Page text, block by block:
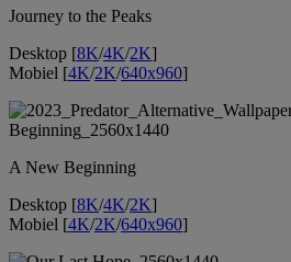
Journey to the Peaks
Desktop [8K/4K/2K]
Mobiel [4K/2K/640x960]
A New Beginning
Desktop [8K/4K/2K]
Mobiel [4K/2K/640x960]